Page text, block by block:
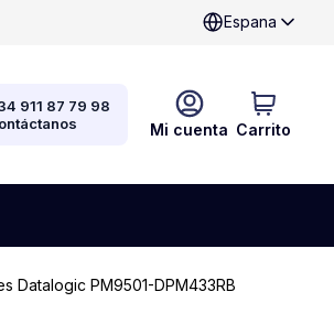
Espana
Mi cuenta Carrito
911 87 79 98
Datalogic PM9501-DPM433RB